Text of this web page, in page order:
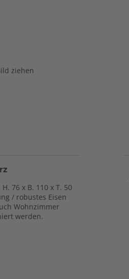
ziehen
76 x B. 110 x T. 50
/ robustes Eisen
Wohnzimmer
werden.